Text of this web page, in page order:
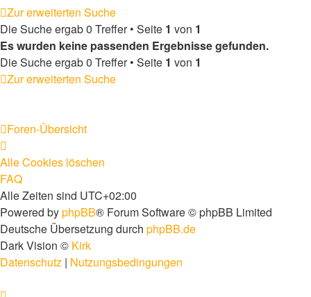
Zur erweiterten Suche
Die Suche ergab 0 Treffer • Seite 1 von 1
Es wurden keine passenden Ergebnisse gefunden.
Die Suche ergab 0 Treffer • Seite 1 von 1
Zur erweiterten Suche
Foren-Übersicht
Alle Cookies löschen
FAQ
Alle Zeiten sind UTC+02:00
Powered byphpBB® Forum Software © phpBB Limited
Deutsche Übersetzung durch phpBB.de
Dark Vision © Kirk
Datenschutz | Nutzungsbedingungen